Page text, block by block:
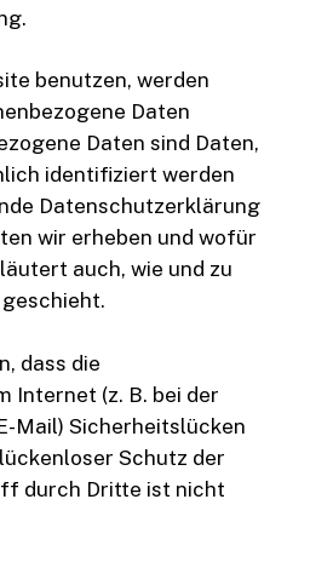
benutzen, werden
Daten
Daten sind Daten,
identifiziert werden
Datenschutzerklärung
wir erheben und wofür
auch, wie und zu
dass die
Internet (z. B. bei der
Mail) Sicherheitslücken
Schutz der
durch Dritte ist nicht